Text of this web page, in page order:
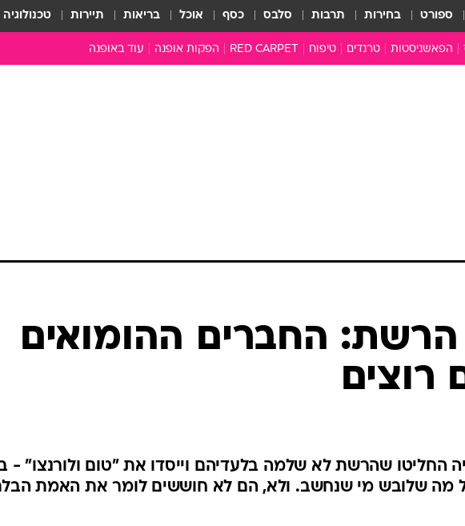
ספורט בחירות תרבות סלבס כסף אוכל בריאות תיירות טכנולוגיה
הפאשניסטות טרנדים טיפוח RED CARPET הפקות אופנה עוד באופנה
אופנה ברשת
אג'נדה
דוגמנית
החברים ההומואים
רוצים
החליטו שהרשת לא שלמה בלעדיהם וייסדו את "טום ולורנצו" -
מה שלובש מי שנחשב. ולא, הם לא חוששים לומר את האמת